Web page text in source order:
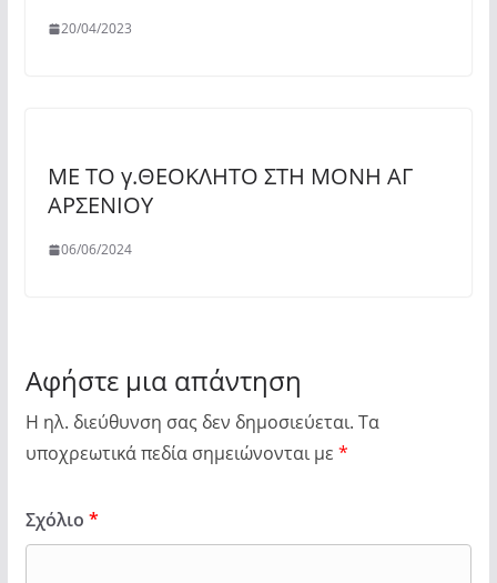
20/04/2023
ΜΕ ΤΟ γ.ΘΕΟΚΛΗΤΟ ΣΤΗ ΜΟΝΗ ΑΓ
ΑΡΣΕΝΙΟΥ
06/06/2024
Αφήστε μια απάντηση
Η ηλ. διεύθυνση σας δεν δημοσιεύεται. Τα
υποχρεωτικά πεδία σημειώνονται με *
Σχόλιο *